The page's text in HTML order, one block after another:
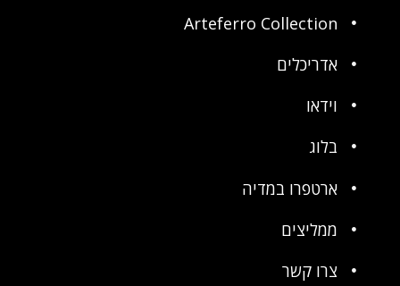
Arteferro Collection
אדריכלים
וידאו
בלוג
ארטפרו במדיה
ממליצים
צרו קשר